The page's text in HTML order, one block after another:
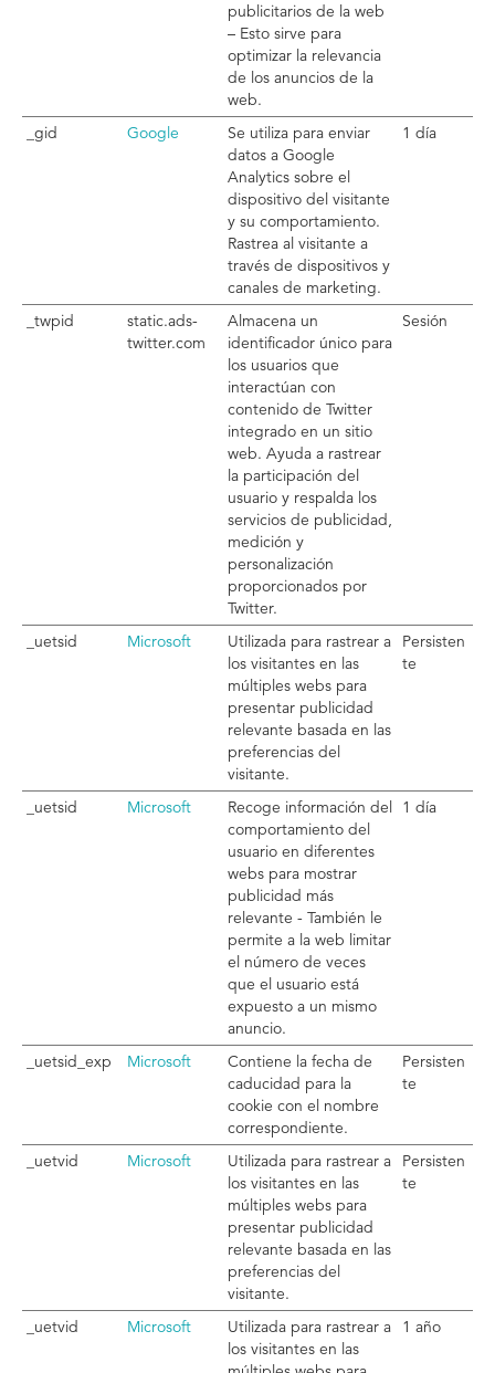
publicitarios de la web
– Esto sirve para
optimizar la relevancia
de los anuncios de la
web.
_gid Google
Se utiliza para enviar
datos a Google
Analytics sobre el
dispositivo del visitante
y su comportamiento.
Rastrea al visitante a
través de dispositivos y
canales de marketing.
1 día
_twpid
static.ads-
twitter.com
Almacena un
identificador único para
los usuarios que
interactúan con
contenido de Twitter
integrado en un sitio
web. Ayuda a rastrear
la participación del
usuario y respalda los
servicios de publicidad,
medición y
personalización
proporcionados por
Twitter.
Sesión
_uetsid Microsoft
Utilizada para rastrear a
los visitantes en las
múltiples webs para
presentar publicidad
relevante basada en las
preferencias del
visitante.
Persisten
te
_uetsid Microsoft
Recoge información del
comportamiento del
usuario en diferentes
webs para mostrar
publicidad más
relevante - También le
permite a la web limitar
el número de veces
que el usuario está
expuesto a un mismo
anuncio.
1 día
_uetsid_exp Microsoft
Contiene la fecha de
caducidad para la
cookie con el nombre
correspondiente.
Persisten
te
_uetvid Microsoft
Utilizada para rastrear a
los visitantes en las
múltiples webs para
presentar publicidad
relevante basada en las
preferencias del
visitante.
Persisten
te
_uetvid Microsoft
Utilizada para rastrear a
los visitantes en las
1 año